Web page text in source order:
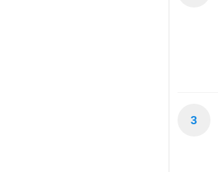
3